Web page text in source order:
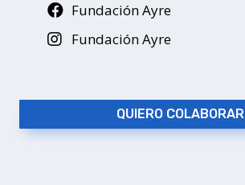
Fundación Ayre
Fundación Ayre
QUIERO COLABORAR